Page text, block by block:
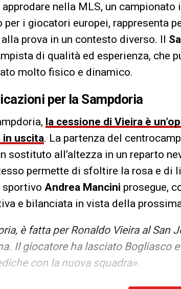
nella MLS, un
i giocatori europei, rappresenta
prova in un contesto diverso. Il
di qualità ed esperienza, che
molto fisico e dinamico.
per la Sampdoria
la cessione di Vieira è
in uscita. La partenza del
sostituto all’altezza in un reparto
permette di sfoltire la rosa e di
sportivo Andrea Mancini prosegue,
e bilanciata in vista della
è fatta per Ronaldo Vieira al San
Il giocatore ha lasciato Bogliasco
con la nuova squadra».